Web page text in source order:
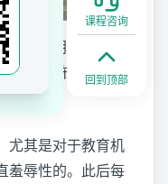
，布朗大学历史
Gee 宣布跳槽去
尤其是对于教育机
羞辱性的。此后每
课程咨询
回到顶部